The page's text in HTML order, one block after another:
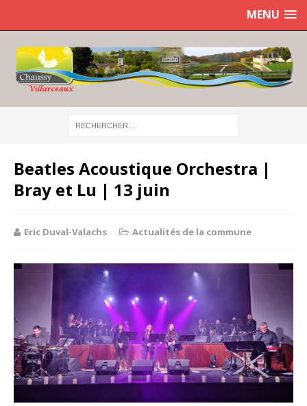
MENU
Beatles Acoustique Orchestra |
Bray et Lu | 13 juin
Eric Duval-Valachs Actualités de la commune